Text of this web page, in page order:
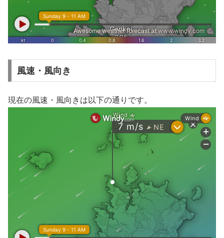
風速・風向き
現在の風速・風向きは以下の通りです。